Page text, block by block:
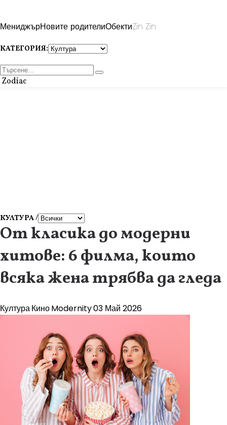
МениджърНовите родителиОбектиZin Zin
КАТЕГОРИЯ:
Zodiac
КУЛТУРА /
От класика до модерни
хитове: 6 филма, които
всяка жена трябва да гледа
КултураКиноModernity03 Май 2026